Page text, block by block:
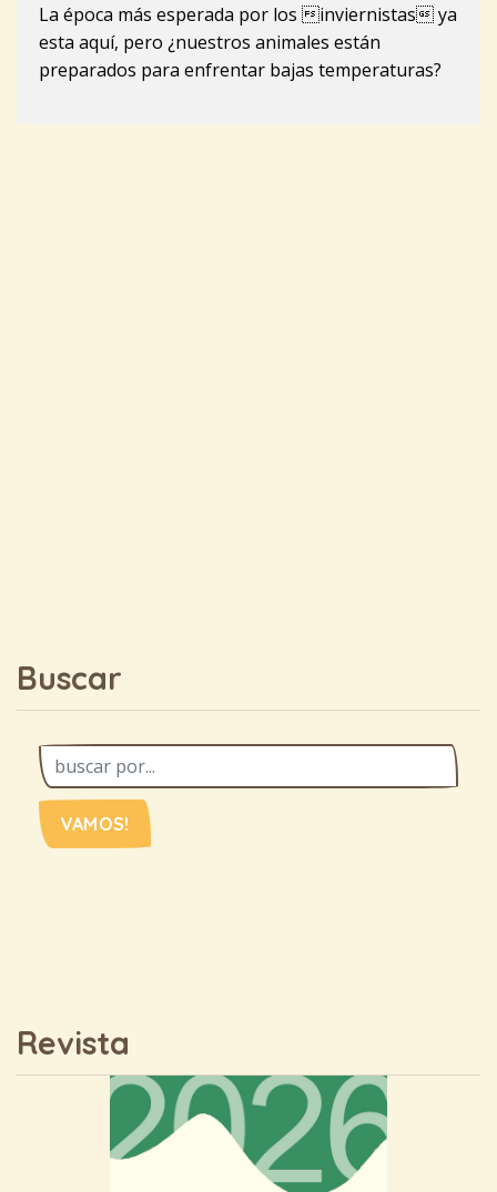
La época más esperada por los inviernistas ya
esta aquí, pero ¿nuestros animales están
preparados para enfrentar bajas temperaturas?
Buscar
VAMOS!
Revista